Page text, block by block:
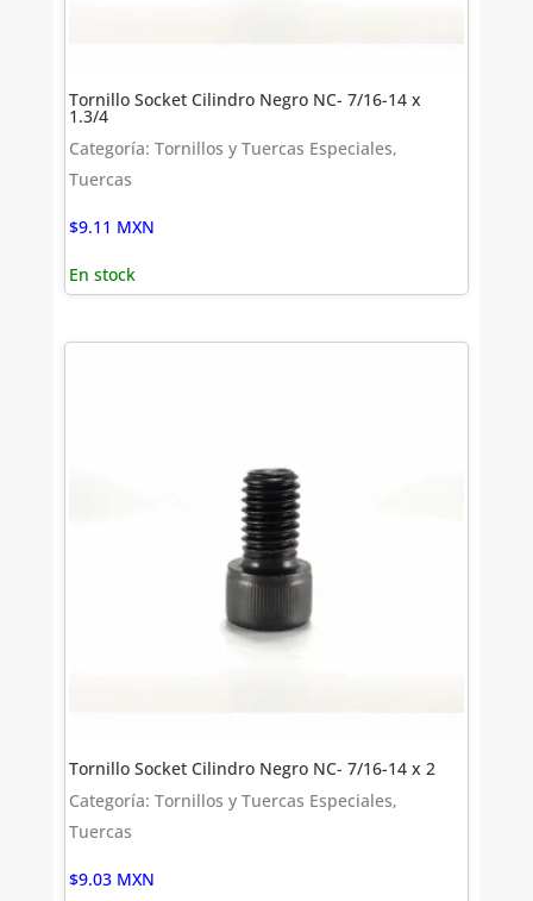
Tornillo Socket Cilindro Negro NC- 7/16-14 x
1.3/4
Categoría: Tornillos y Tuercas Especiales,
Tuercas
$9.11 MXN
En stock
Tornillo Socket Cilindro Negro NC- 7/16-14 x 2
Categoría: Tornillos y Tuercas Especiales,
Tuercas
$9.03 MXN